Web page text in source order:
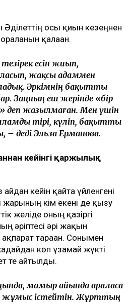
осы қиын кезеңнен
қалаған.
есін жиып,
жақсы адаммен
Әркімнің бақытты
Заңның еш жерінде «бір
деп жазылмаған. Мен үшін
тірі, күліп, бақытты
– деді Эльза Ерманова.
кейінгі қаржылық
айдан кейін қайта үйленгені
жарының кім екені де қызу
желіде оның қазіргі
әріптесі әрі жақын
тараған. Сонымен
көп ұзамай жүкті
те айтылды.
мамыр айында араласа
жұмыс істейтін. Жұрттың